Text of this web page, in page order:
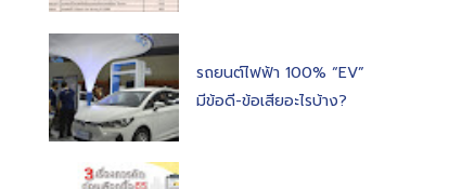
รถยนต์ไฟฟ้า 100% “EV”
มีข้อดี-ข้อเสียอะไรบ้าง?